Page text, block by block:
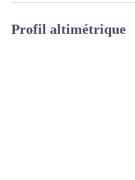
Profil altimétrique